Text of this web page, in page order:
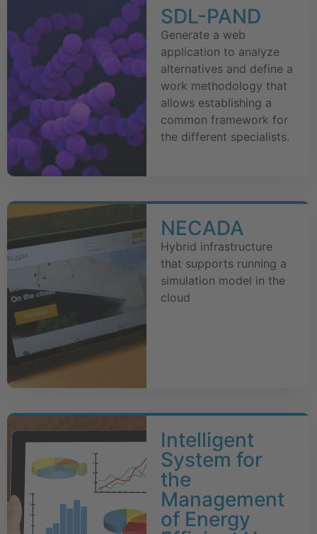
SDL-PAND
Generate a web
application to analyze
alternatives and define a
work methodology that
allows establishing a
common framework for
the different specialists.
NECADA
Hybrid infrastructure
that supports running a
simulation model in the
cloud
Intelligent
System for
the
Management
of Energy